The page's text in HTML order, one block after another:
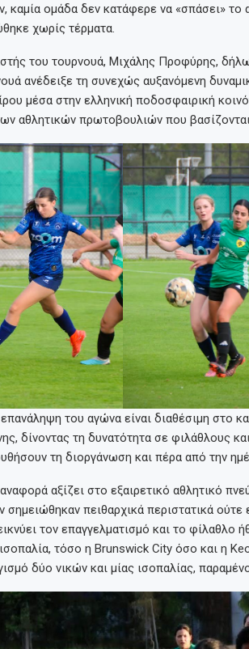
καμία ομάδα δεν κατάφερε να «σπάσει» το
χωρίς τέρματα.
του τουρνουά, Μιχάλης Προφύρης,
ανέδειξε τη συνεχώς αυξανόμενη
μέσα στην ελληνική ποδοσφαιρική
αθλητικών πρωτοβουλιών που βασίζονται
του αγώνα είναι διαθέσιμη στο
δίνοντας τη δυνατότητα σε φιλάθλους
τη διοργάνωση και πέρα από την
αναφορά αξίζει στο εξαιρετικό αθλητικό
σημειώθηκαν πειθαρχικά περιστατικά ούτε
τον επαγγελματισμό και το φίλαθλο
τόσο η Brunswick City όσο και η
δύο νικών και μίας ισοπαλίας,